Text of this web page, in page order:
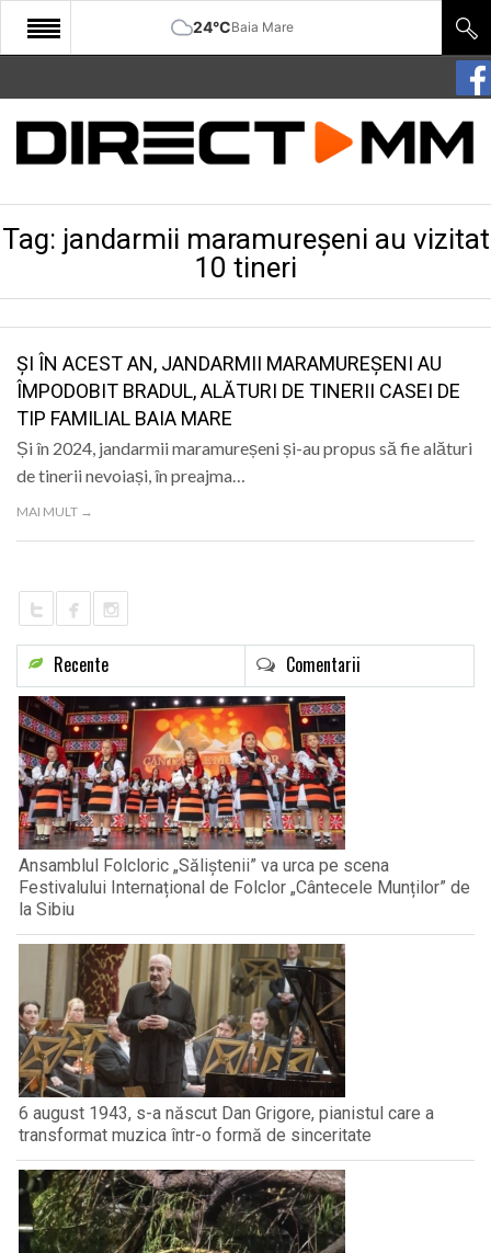
24°CBaia Mare
START
COMUNITATE
CULTURA
SANATATE
SPORT
SPECIAL
POLITIC
LIFE
Tag: jandarmii maramureșeni au vizitat
10 tineri
ȘI ÎN ACEST AN, JANDARMII MARAMUREȘENI AU
ÎMPODOBIT BRADUL, ALĂTURI DE TINERII CASEI DE
TIP FAMILIAL BAIA MARE
Și în 2024, jandarmii maramureșeni și-au propus să fie alături
de tinerii nevoiași, în preajma…
MAI MULT →
Recente Comentarii
Ansamblul Folcloric „Săliștenii” va urca pe scena
Festivalului Internațional de Folclor „Cântecele Munților” de
la Sibiu
6 august 1943, s-a născut Dan Grigore, pianistul care a
transformat muzica într-o formă de sinceritate